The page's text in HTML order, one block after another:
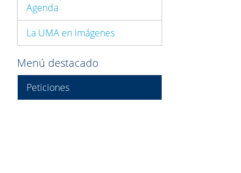
Agenda
La UMA en imágenes
Menú destacado
Peticiones